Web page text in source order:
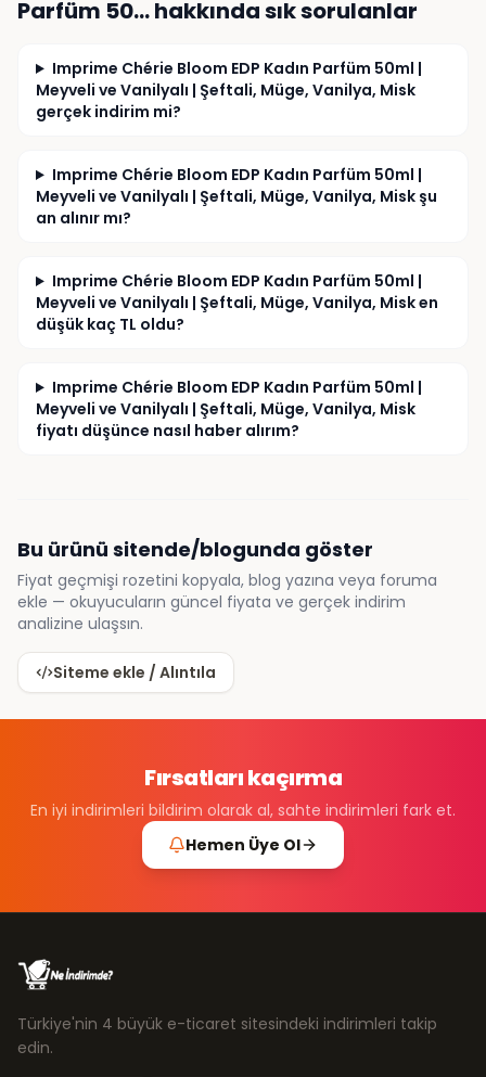
talep ederim.
Parfüm 50…hakkında sık sorulanlar
Imprime Chérie Bloom EDP Kadın Parfüm 50ml |
Meyveli ve Vanilyalı | Şeftali, Müge, Vanilya, Misk
gerçek indirim mi?
Imprime Chérie Bloom EDP Kadın Parfüm 50ml |
Meyveli ve Vanilyalı | Şeftali, Müge, Vanilya, Misk şu
an alınır mı?
Imprime Chérie Bloom EDP Kadın Parfüm 50ml |
Meyveli ve Vanilyalı | Şeftali, Müge, Vanilya, Misk en
düşük kaç TL oldu?
Imprime Chérie Bloom EDP Kadın Parfüm 50ml |
Meyveli ve Vanilyalı | Şeftali, Müge, Vanilya, Misk
fiyatı düşünce nasıl haber alırım?
Bu ürünü sitende/blogunda göster
Fiyat geçmişi rozetini kopyala, blog yazına veya foruma
ekle — okuyucuların güncel fiyata ve gerçek indirim
analizine ulaşsın.
Siteme ekle / Alıntıla
Fırsatları kaçırma
En iyi indirimleri bildirim olarak al, sahte indirimleri fark et.
Hemen Üye Ol
Türkiye'nin 4 büyük e-ticaret sitesindeki indirimleri takip
edin.